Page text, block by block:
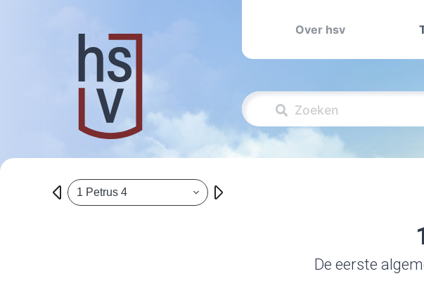
Over hsv
1 Petrus 4
De eerste